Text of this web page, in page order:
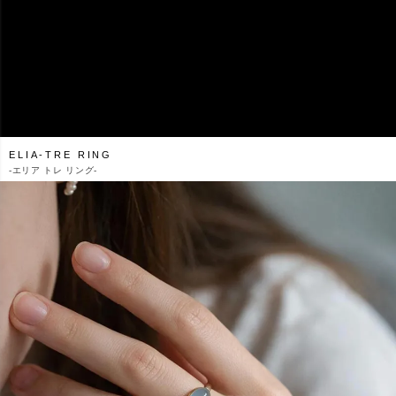
ELIA-TRE RING
-エリア トレ リング-